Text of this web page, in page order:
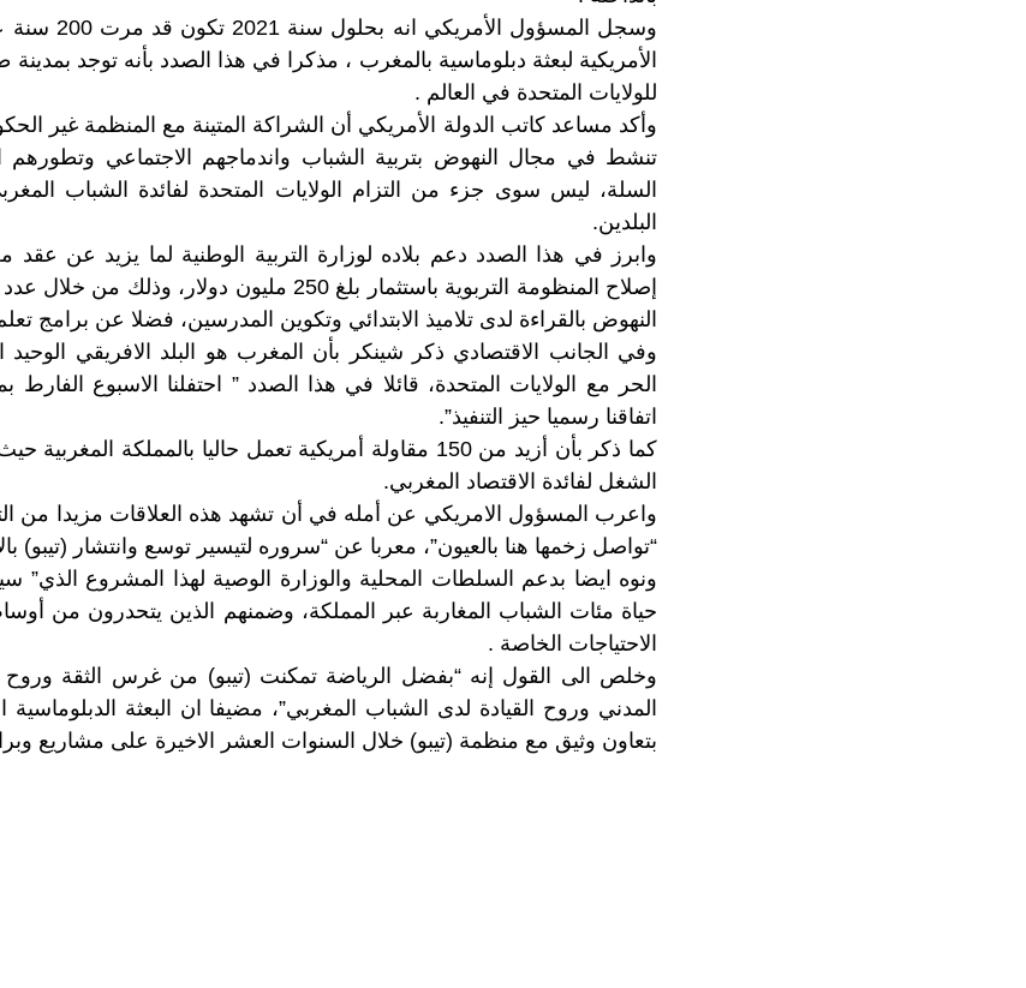
وسجل المسؤول
الأمريكية لبعثة دبلوماسية بالمغرب ، مذكرا في هذا الصدد بأنه توجد
للولايات المتحدة في العالم .
وأكد مساعد كاتب الدولة الأمريكي أن الشراكة المتينة مع المنظمة غير
تنشط في مجال النهوض بتربية الشباب واندماجهم الاجتماعي وتطورهم
السلة، ليس سوى جزء من التزام الولايات المتحدة لفائدة الشباب
البلدين.
وابرز في هذا الصدد دعم بلاده لوزارة التربية الوطنية لما يزيد عن
إصلاح المنظومة التربوية باستثمار بلغ 250 مليون
النهوض بالقراءة لدى تلاميذ الابتدائي وتكوين المدرسين، فضلا عن برامج تعلم
وفي الجانب الاقتصادي ذكر شينكر بأن المغرب هو البلد الافريقي الوحيد
اتفاقنا رسميا حيز التنفيذ”.
كما ذكر بأن أزيد من 150 مقاولة أمريكية تعمل حاليا بالمملكة
الشغل لفائدة الاقتصاد المغربي.
واعرب المسؤول الامريكي عن أمله في أن تشهد هذه العلاقات مزيدا من
“تواصل زخمها هنا بالعيون”، معربا عن “سروره لتيسير توسع وانتشار (تيبو)
ونوه ايضا بدعم السلطات المحلية والوزارة الوصية لهذا المشروع الذي”
حياة مئات الشباب المغاربة عبر المملكة، وضمنهم الذين يتحدرون من
الاحتياجات الخاصة .
وخلص الى القول إنه “بفضل الرياضة تمكنت (تيبو) من غرس الثقة وروح
المدني وروح القيادة لدى الشباب المغربي”، مضيفا ان البعثة الدبلوماسية
بتعاون وثيق مع منظمة (تيبو) خلال السنوات العشر الاخيرة على مشاريع